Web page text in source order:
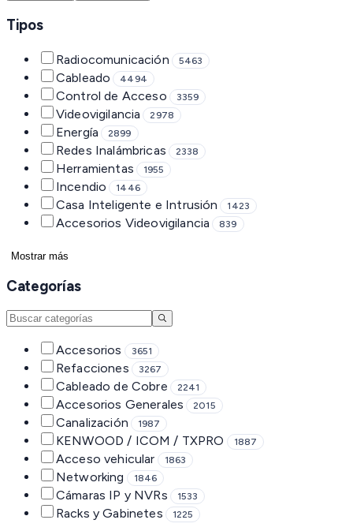
Tipos
Radiocomunicación 5463
Cableado 4494
Control de Acceso 3359
Videovigilancia 2978
Energía 2899
Redes Inalámbricas 2338
Herramientas 1955
Incendio 1446
Casa Inteligente e Intrusión 1423
Accesorios Videovigilancia 839
Mostrar más
Categorías
Accesorios 3651
Refacciones 3267
Cableado de Cobre 2241
Accesorios Generales 2015
Canalización 1987
KENWOOD / ICOM / TXPRO 1887
Acceso vehicular 1863
Networking 1846
Cámaras IP y NVRs 1533
Racks y Gabinetes 1225